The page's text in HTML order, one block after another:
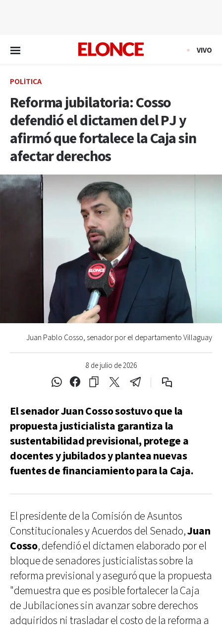
VIVO
POLÍTICA
Reforma jubilatoria: Cosso
defendió el dictamen del PJ y
afirmó que fortalece la Caja sin
afectar derechos
8 de julio de 2026
Juan Pablo Cosso, senador por el departamento Villaguay
El senador Juan Cosso sostuvo que la
propuesta justicialista garantiza la
sustentabilidad previsional, protege a
docentes y jubilados y plantea nuevas
fuentes de financiamiento para la Caja.
El presidente de la Comisión de Asuntos
Constitucionales y Acuerdos del Senado,Juan
Cosso, defendió el dictamen elaborado por el
bloque de senadores justicialistas sobre la
reforma previsional y aseguró que la propuesta
"demuestra que es posible fortalecer la Caja
de Jubilaciones sin avanzar sobre derechos
adquiridos ni trasladar el costo de la reforma a